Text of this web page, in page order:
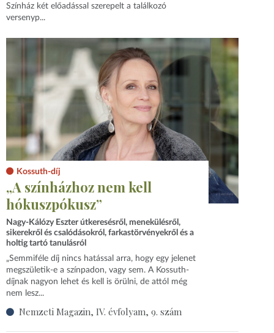
Színház két előadással szerepelt a találkozó
versenyp...
Kossuth-díj
„A színházhoz nem kell
hókuszpókusz”
Nagy-Kálózy Eszter útkeresésről, menekülésről,
sikerekről és csalódásokról, farkastörvényekről és a
holtig tartó tanulásról
„Semmiféle díj nincs hatással arra, hogy egy jelenet
megszületik-e a színpadon, vagy sem. A Kossuth-
díjnak nagyon lehet és kell is örülni, de attól még
nem lesz...
Nemzeti Magazin, IV. évfolyam, 9. szám